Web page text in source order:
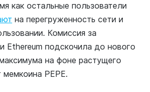
как остальные пользователи
на перегруженность сети и
Комиссия за
Ethereum подскочила до нового
на фоне растущего
PEPE.